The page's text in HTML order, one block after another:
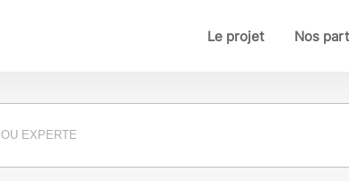
Le projet Nos